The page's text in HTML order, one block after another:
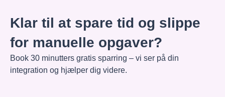
Klar til at spare tid og slippe
for manuelle opgaver?
Book 30 minutters gratis sparring – vi ser på din
integration og hjælper dig videre.